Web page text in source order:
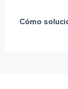
Cómo